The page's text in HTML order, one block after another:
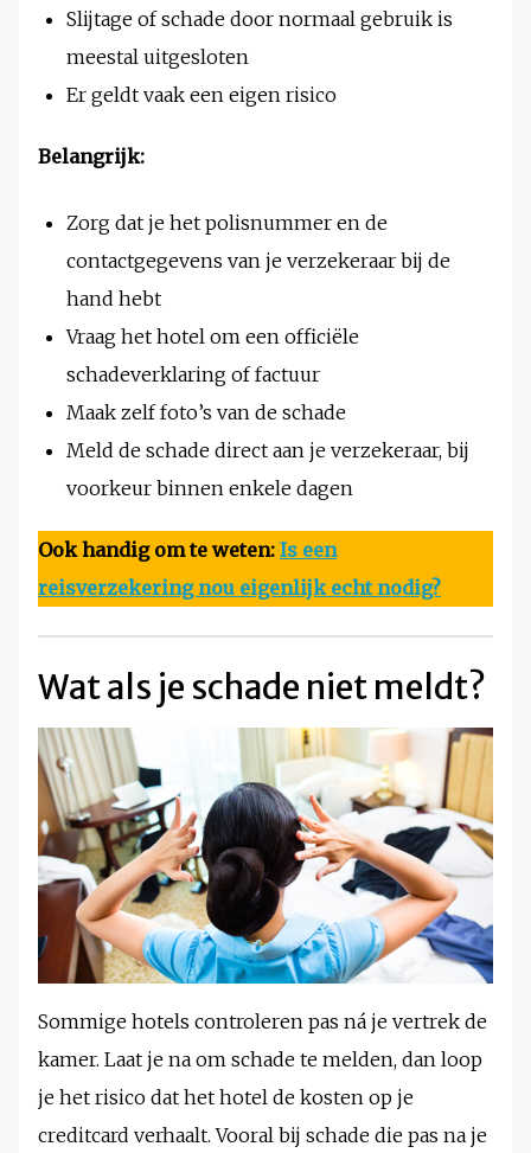
Slijtage of schade door normaal gebruik is
meestal uitgesloten
Er geldt vaak een eigen risico
Belangrijk:
Zorg dat je het polisnummer en de
contactgegevens van je verzekeraar bij de
hand hebt
Vraag het hotel om een officiële
schadeverklaring of factuur
Maak zelf foto’s van de schade
Meld de schade direct aan je verzekeraar, bij
voorkeur binnen enkele dagen
Ook handig om te weten: Is een
reisverzekering nou eigenlijk echt nodig?
Wat als je schade niet meldt?
Sommige hotels controleren pas ná je vertrek de
kamer. Laat je na om schade te melden, dan loop
je het risico dat het hotel de kosten op je
creditcard verhaalt. Vooral bij schade die pas na je